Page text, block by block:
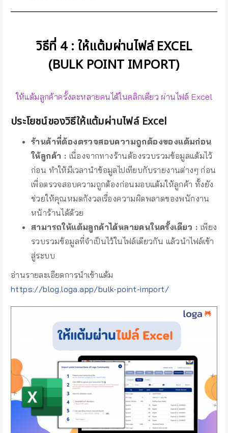
วิธีที่ 4 : ให้แต้มผ่านไฟล์ EXCEL
(BULK POINT IMPORT)
ให้แต้มลูกค้าครั้งละหลายคนได้ในคลิกเดียว ผ่านไฟล์ Excel
ประโยชน์ของวิธีให้แต้มผ่านไฟล์ Excel
ร้านค้าที่ต้องตรวจสอบความถูกต้องของแต้มก่อน
ให้ลูกค้า : เนื่องจากทางร้านต้องรวบรวมข้อมูลแต้มไว้
ก่อน ทำให้มีเวลานำข้อมูลไปเทียบกับรายงานต่างๆ ก่อน
เพื่อตรวจสอบความถูกต้องก่อนมอบแต้มให้ลูกค้า ทั้งยัง
ช่วยให้คุณหมดกังวลเรื่องความผิดพลาดของพนักงาน
หน้าร้านได้ด้วย
สามารถให้แต้มลูกค้าได้หลายคนในครั้งเดียว : เพียง
รวบรวมข้อมูลที่จำเป็นไว้ในไฟล์เดียวกัน แล้วนำไฟล์เข้า
สู่ระบบ
อ่านรายละเอียดการนำเข้าแต้ม
https://blog.loga.app/bulk-point-import/